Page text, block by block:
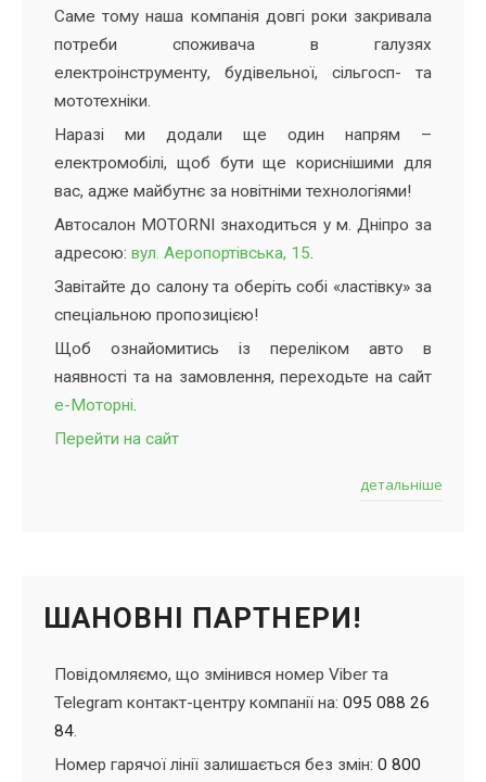
Саме тому наша компанія довгі роки закривала
потреби споживача в галузях
електроінструменту, будівельної, сільгосп- та
мототехніки.
Наразі ми додали ще один напрям –
електромобілі, щоб бути ще кориснішими для
вас, адже майбутнє за новітніми технологіями!
Автосалон MOTORNI знаходиться у м. Дніпро за
адресою: вул. Аеропортівська, 15.
Завітайте до салону та оберіть собі «ластівку» за
спеціальною пропозицією!
Щоб ознайомитись із переліком авто в
наявності та на замовлення, переходьте на сайт
е-Моторні.
Перейти на сайт
детальніше
ШАНОВНІ ПАРТНЕРИ!
Повідомляємо, що змінився номер Viber та
Telegram контакт-центру компанії на: 095 088 26
84.
Номер гарячої лінії залишається без змін: 0 800